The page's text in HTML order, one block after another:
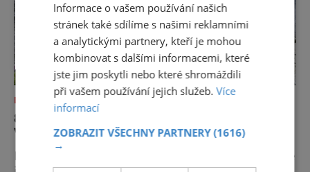
DOVOLENÁ V ZAHRANIČÍ
8 DŮVODŮ, PROČ LETOS V LÉTĚ
VYRAZIT DO MADONNA DI CAMPIGLIO
Dolomity umí být dramatické, ale málokde je
Informace o vašem používání našich
stránek také sdílíme s našimi reklamními
a analytickými partnery, kteří je mohou
kombinovat s dalšími informacemi, které
jste jim poskytli nebo které shromáždili
při vašem používání jejich služeb.Více
informací
ZOBRAZIT VŠECHNY PARTNERY(1616)
→